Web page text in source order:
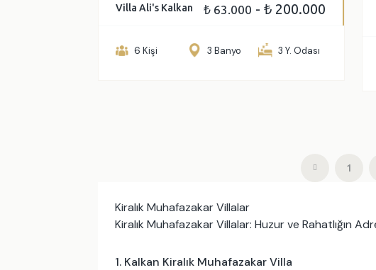
Villa Ali's Kalkan ₺ 63.000 - ₺ 200.000
6 Kişi 3 Banyo 3 Y. Odası
1
Kiralık Muhafazakar Villalar
Kiralık Muhafazakar Villalar: Huzur ve Rahatlığın
1. Kalkan Kiralık Muhafazakar Villa